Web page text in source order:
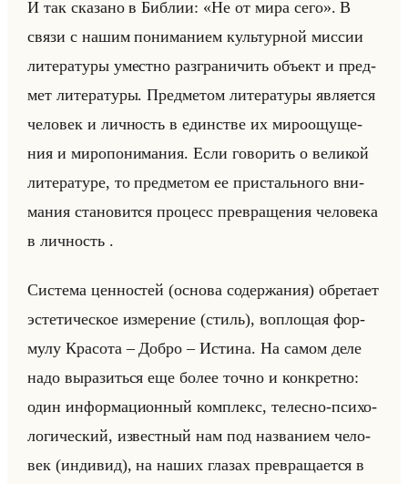
И так ска­за­но в Биб­лии: «Не от мира сего». В
связи с нашим по­ни­ма­ни­ем культур­ной мис­сии
ли­те­ра­ту­ры умест­но раз­гра­ни­чить объект и пред­
мет ли­те­ра­ту­ры. Пред­ме­том ли­те­ра­ту­ры яв­ля­ет­ся
че­ло­век и лич­ность в един­стве их ми­ро­ощу­ще­
ния и ми­ро­по­ни­ма­ния. Если го­во­рить о ве­ли­кой
ли­те­ра­ту­ре, то пред­ме­том ее при­стально­го вни­
ма­ния ста­но­вит­ся про­цесс пре­вра­ще­ния че­ло­ве­ка
в лич­ность .
Си­сте­ма цен­но­стей (ос­но­ва со­дер­жа­ния) об­ре­та­ет
эс­те­ти­че­ское из­ме­ре­ние (стиль), во­пло­щая фор­
му­лу Кра­со­та – Добро – Ис­ти­на. На самом деле
надо вы­ра­зиться еще более точно и кон­крет­но:
один ин­фор­ма­ци­он­ный ком­плекс, те­лес­но-пси­хо­
ло­ги­че­ский, из­вест­ный нам под на­зва­ни­ем че­ло­
век (ин­ди­вид), на наших гла­зах пре­вра­ща­ет­ся в